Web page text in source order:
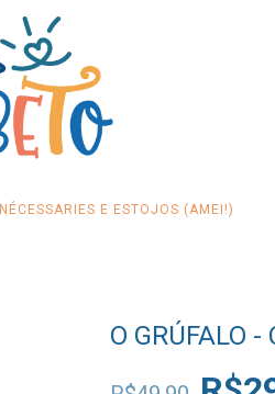
NÉCESSARIES E ESTOJOS (AMEI!)
O GRÚFALO -